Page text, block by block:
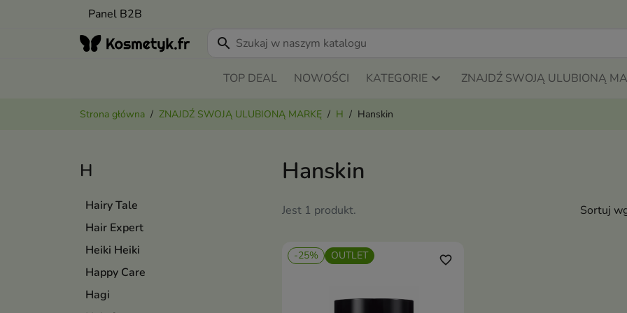
Panel B2B
search
TOP DEAL NOWOŚCI KATEGORIE ZNAJDŹ SWOJĄ ULUBIONĄ
Strona główna ZNAJDŹ SWOJĄ ULUBIONĄ MARKĘ H Hanskin
H
Hairy Tale
Hair Expert
Heiki Heiki
Happy Care
Hagi
Hanskin
Jest 1 produkt. Sortuj
-25% OUTLET favorite_border